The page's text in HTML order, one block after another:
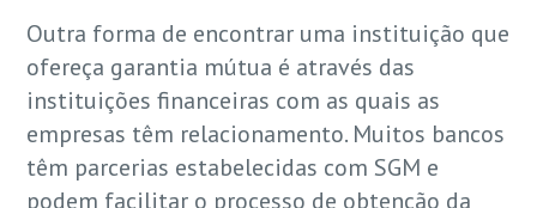
Outra forma de encontrar uma instituição que
ofereça garantia mútua é através das
instituições financeiras com as quais as
empresas têm relacionamento. Muitos bancos
têm parcerias estabelecidas com SGM e
podem facilitar o processo de obtenção da